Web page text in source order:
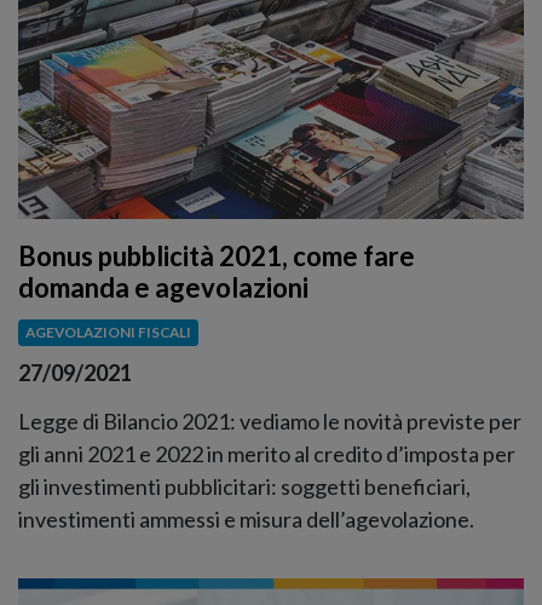
Bonus pubblicità 2021, come fare
domanda e agevolazioni
AGEVOLAZIONI FISCALI
27/09/2021
Legge di Bilancio 2021: vediamo le novità previste per
gli anni 2021 e 2022 in merito al credito d’imposta per
gli investimenti pubblicitari: soggetti beneficiari,
investimenti ammessi e misura dell’agevolazione.